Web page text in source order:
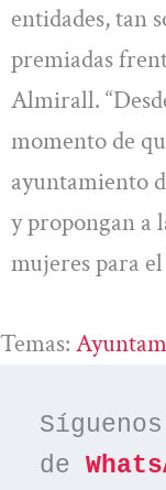
entidades, tan
premiadas
Almirall.
momento de
ayuntamiento
y propongan a
mujeres para
Temas:
de